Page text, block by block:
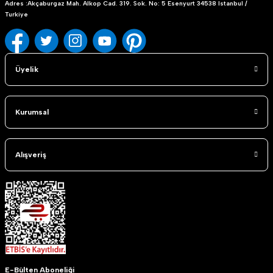
Adres :Akçaburgaz Mah. Alkop Cad. 319. Sok. No: 5 Esenyurt 34538 Istanbul /
Turkiye
Üyelik
Kurumsal
Alışveriş
E-Bülten Aboneliği